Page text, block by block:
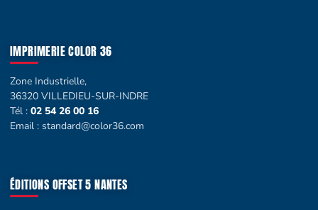
IMPRIMERIE COLOR 36
Zone Industrielle,
36320 VILLEDIEU-SUR-INDRE
Tél : 02 54 26 00 16
Email : standard@color36.com
ÉDITIONS OFFSET 5 NANTES